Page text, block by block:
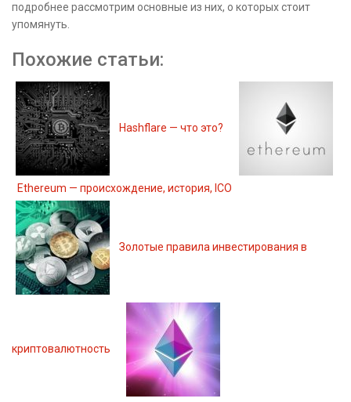
подробнее рассмотрим основные из них, о которых стоит
упомянуть.
Похожие статьи:
Hashflare — что это?
Ethereum — происхождение, история, ICO
Золотые правила инвестирования в
криптовалютность